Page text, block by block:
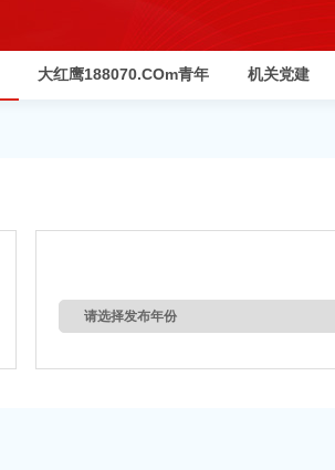
大红鹰188070.COm青年 机关党建